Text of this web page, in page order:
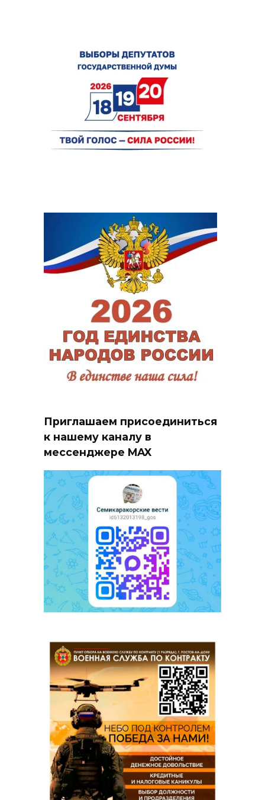
Приглашаем присоединиться
к нашему каналу в
мессенджере MAX